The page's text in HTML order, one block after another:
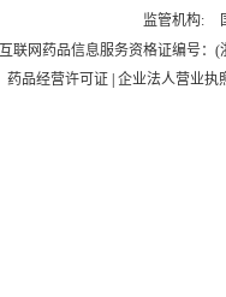
监管机构:
互联网药品信息服务资格证编号：(
药品经营许可证
企业法人营业执